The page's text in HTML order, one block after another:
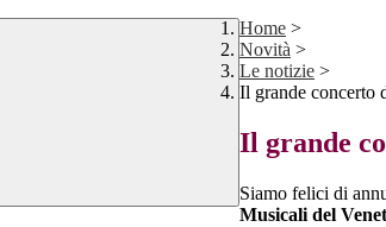
Home >
Novità >
Le notizie >
Il grande concerto
Il grande
Siamo felici di
Musicali del